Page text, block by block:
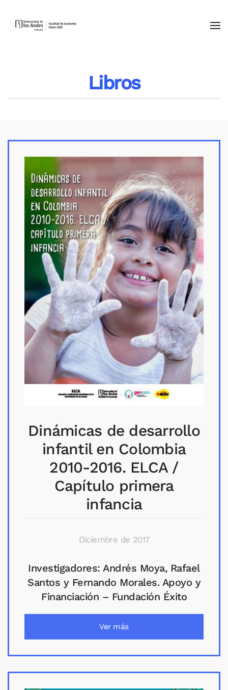
Skip to main content
Libros
Dinámicas de desarrollo
infantil en Colombia
2010-2016. ELCA /
Capítulo primera
infancia
Diciembre de 2017
Investigadores: Andrés Moya, Rafael
Santos y Fernando Morales. Apoyo y
Financiación – Fundación Éxito
Ver más